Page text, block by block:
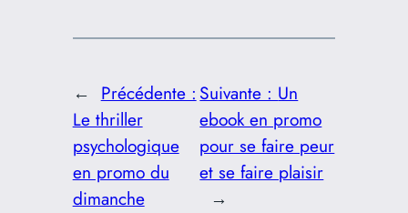
← Précédente :
Le thriller
psychologique
en promo du
dimanche
Suivante : Un
ebook en promo
pour se faire peur
et se faire plaisir
→